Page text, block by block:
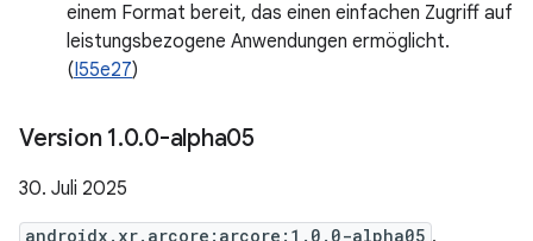
einem Format bereit, das einen einfachen Zugriff auf
leistungsbezogene Anwendungen ermöglicht.
(I55e27)
Version 1.0.0-alpha05
30. Juli 2025
androidx.xr.arcore:arcore:1.0.0-alpha05 ,